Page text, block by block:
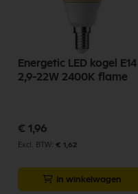
Energetic LED kogel E14
2,9-22W 2400K flame
€ 1,96
€ 1,62
In winkelwagen